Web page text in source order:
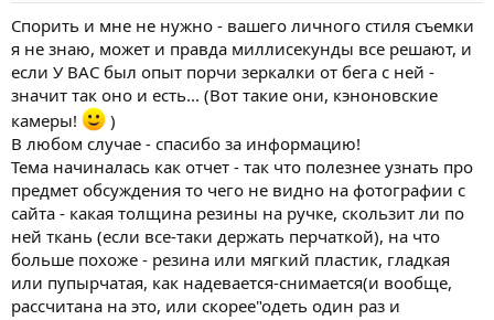
Спорить и мне не нужно - вашего личного стиля съемки
я не знаю, может и правда миллисекунды все решают, и
если У ВАС был опыт порчи зеркалки от бега с ней -
значит так оно и есть... (Вот такие они, кэноновские
камеры!
)
В любом случае - спасибо за информацию!
Тема начиналась как отчет - так что полезнее узнать про
предмет обсуждения то чего не видно на фотографии с
сайта - какая толщина резины на ручке, скользит ли по
ней ткань (если все-таки держать перчаткой), на что
больше похоже - резина или мягкий пластик, гладкая
или пупырчатая, как надевается-снимается(и вообще,
рассчитана на это, или скорее"одеть один раз и